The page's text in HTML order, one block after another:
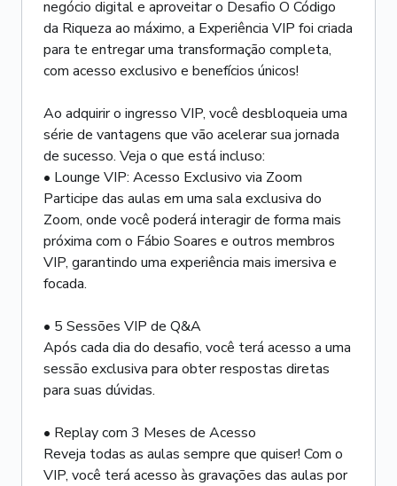
negócio digital e aproveitar o Desafio O Código
da Riqueza ao máximo, a Experiência VIP foi criada
para te entregar uma transformação completa,
com acesso exclusivo e benefícios únicos!
Ao adquirir o ingresso VIP, você desbloqueia uma
série de vantagens que vão acelerar sua jornada
de sucesso. Veja o que está incluso:
• Lounge VIP: Acesso Exclusivo via Zoom
Participe das aulas em uma sala exclusiva do
Zoom, onde você poderá interagir de forma mais
próxima com o Fábio Soares e outros membros
VIP, garantindo uma experiência mais imersiva e
focada.
• 5 Sessões VIP de Q&A
Após cada dia do desafio, você terá acesso a uma
sessão exclusiva para obter respostas diretas
para suas dúvidas.
• Replay com 3 Meses de Acesso
Reveja todas as aulas sempre que quiser! Com o
VIP, você terá acesso às gravações das aulas por